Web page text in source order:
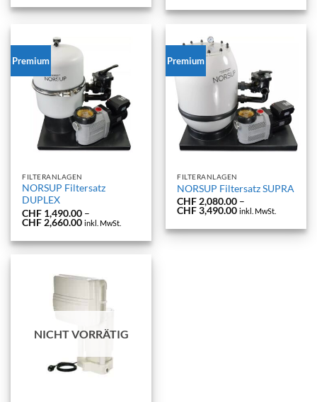
bis
CHF 1,029.00
Premium
FILTERANLAGEN
NORSUP Filtersatz
DUPLEX
CHF 1,490.00 –
CHF 2,660.00Preisspanne:
bis
CHF 2,660.00
inkl. MwSt.
Premium
FILTERANLAGEN
NORSUP Filtersatz SUPRA
CHF2,080.00 –
CHF3,490.00Preisspanne:
bis
CHF 3,490.00
inkl. MwSt.
NICHT VORRÄTIG